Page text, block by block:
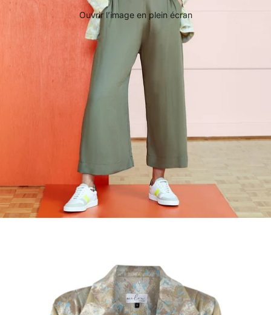
Ouvrir l’image en plein écran